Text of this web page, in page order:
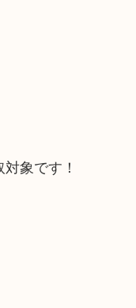
象です！